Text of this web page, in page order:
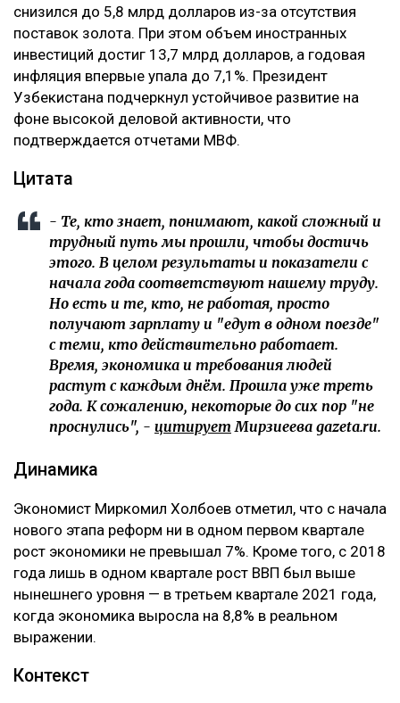
снизился до 5,8 млрд долларов из-за отсутствия
поставок золота. При этом объем иностранных
инвестиций достиг 13,7 млрд долларов, а годовая
инфляция впервые упала до 7,1%. Президент
Узбекистана подчеркнул устойчивое развитие на
фоне высокой деловой активности, что
подтверждается отчетами МВФ.
‎Цитата
‎- Те, кто знает, понимают, какой сложный и
трудный путь мы прошли, чтобы достичь
этого. В целом результаты и показатели с
начала года соответствуют нашему труду.
Но есть и те, кто, не работая, просто
получают зарплату и "едут в одном поезде"
с теми, кто действительно работает.
Время, экономика и требования людей
растут с каждым днём. Прошла уже треть
года. К сожалению, некоторые до сих пор "не
проснулись", - цитирует Мирзиеева gazeta.ru.
‎Динамика
‎Экономист Миркомил Холбоев отметил, что с начала
нового этапа реформ ни в одном первом квартале
рост экономики не превышал 7%. Кроме того, с 2018
года лишь в одном квартале рост ВВП был выше
нынешнего уровня — в третьем квартале 2021 года,
когда экономика выросла на 8,8% в реальном
выражении.
‎Контекст